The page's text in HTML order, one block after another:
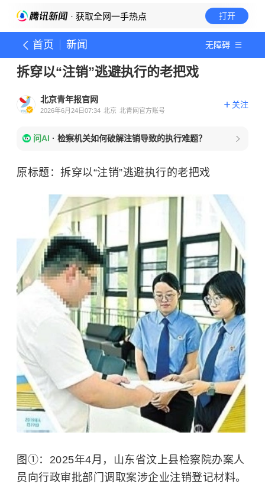
· 获取全网一手热点 打开
首页 新闻 无障碍
拆穿以“注销”逃避执行的老把戏
北京青年报官网
2026年6月24日07:34 北京 北青网官方账号
关注
问AI · 检察机关如何破解注销导致的执行难题？
原标题：拆穿以“注销”逃避执行的老把戏
图①：2025年4月，山东省汶上县检察院办案人
员向行政审批部门调取案涉企业注销登记材料。